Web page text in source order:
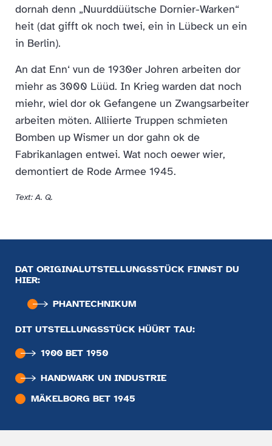
dornah denn „Nuurddüütsche Dornier-Warken“
heit (dat gifft ok noch twei, ein in Lübeck un ein
in Berlin).
An dat Enn‘ vun de 1930er Johren arbeiten dor
miehr as 3000 Lüüd. In Krieg warden dat noch
miehr, wiel dor ok Gefangene un Zwangsarbeiter
arbeiten möten. Alliierte Truppen schmieten
Bomben up Wismer un dor gahn ok de
Fabrikanlagen entwei. Wat noch oewer wier,
demontiert de Rode Armee 1945.
Text: A. Q.
DAT ORIGINALUTSTELLUNGSSTÜCK FINNST DU
HIER:
PHANTECHNIKUM
DIT UTSTELLUNGSSTÜCK HÜÜRT TAU:
1900 BET 1950
HANDWARK UN INDUSTRIE
MÄKELBORG BET 1945